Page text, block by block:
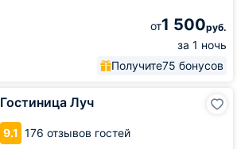
от1 500руб.
за 1 ночь
Получите75 бонусов
Гостиница Луч
9.1 176 отзывов гостей